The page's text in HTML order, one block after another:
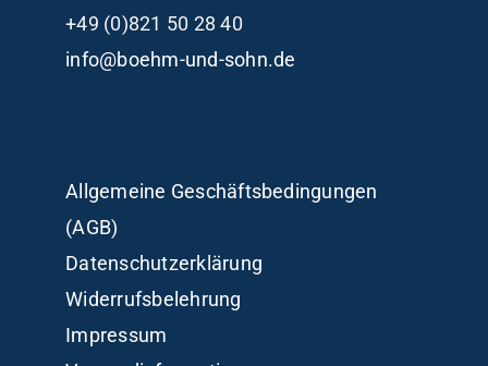
+49 (0)821 50 28 40
info@boehm-und-sohn.de
Allgemeine Geschäftsbedingungen
(AGB)
Datenschutzerklärung
Widerrufsbelehrung
Impressum